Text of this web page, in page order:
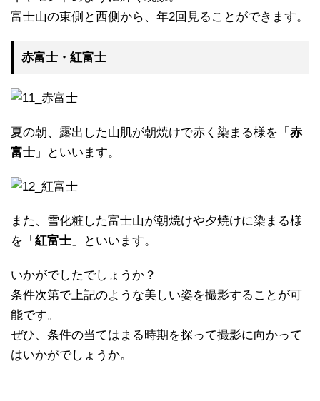
富士山の東側と西側から、年2回見ることができます。
赤富士・紅富士
夏の朝、露出した山肌が朝焼けで赤く染まる様を「 赤
富士 」といいます。
また、雪化粧した富士山が朝焼けや夕焼けに染まる様
を「 紅富士 」といいます。
いかがでしたでしょうか？
条件次第で上記のような美しい姿を撮影することが可
能です。
ぜひ、条件の当てはまる時期を探って撮影に向かって
はいかがでしょうか。